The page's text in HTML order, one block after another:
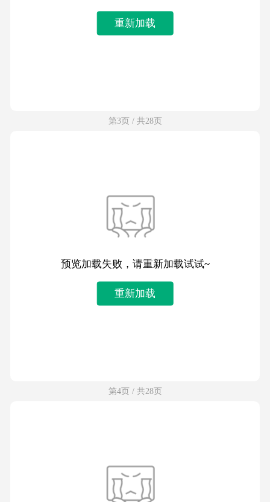
重新加载
第3页 / 共28页
预览加载失败，请重新加载试试~
重新加载
第4页 / 共28页